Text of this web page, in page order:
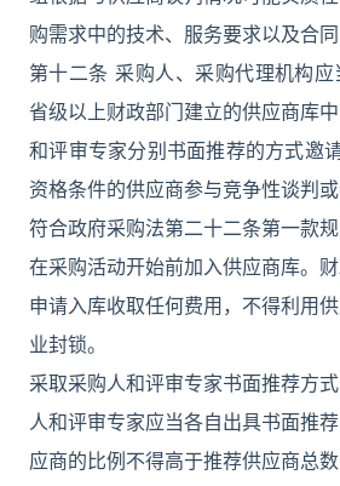
购需求中的技术、服务要求以及合同
第十二条 采购人、采购代理机构
省级以上财政部门建立的供应商库
和评审专家分别书面推荐的方式邀
资格条件的供应商参与竞争性谈判或
符合政府采购法第二十二条第一款
在采购活动开始前加入供应商库。
申请入库收取任何费用，不得利用
业封锁。
采取采购人和评审专家书面推荐方
人和评审专家应当各自出具书面推
应商的比例不得高于推荐供应商总数